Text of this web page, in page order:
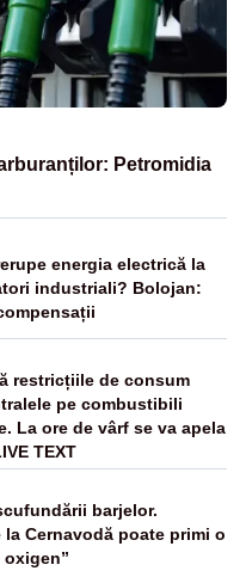
Petromidia
energia electrică la
industriali? Bolojan:
restricțiile de consum
pe combustibili
La ore de vârf se va apela
TEXT
barjelor.
la Cernavodă poate primi o
oxigen”